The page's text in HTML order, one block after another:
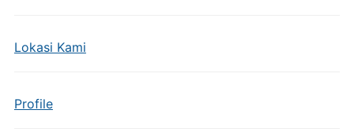
Lokasi Kami
Profile